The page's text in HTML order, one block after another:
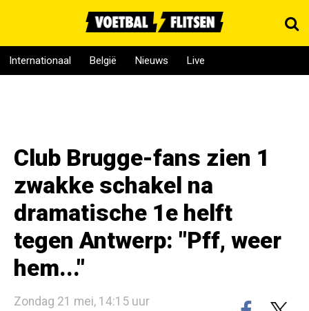
Internationaal België Nieuws Live
Club Brugge-fans zien 1
zwakke schakel na
dramatische 1e helft
tegen Antwerp: "Pff, weer
hem..."
Zondag 21 mei, 14:15 uur